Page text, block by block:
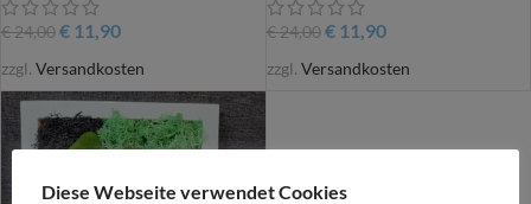
€24,00€ 11,90
zzgl. Versandkosten
€24,00 €11,90
zzgl. Versandkosten
Diese Webseite verwendet Cookies